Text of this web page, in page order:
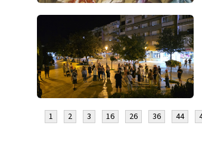
1 2 3 16 26 36 44